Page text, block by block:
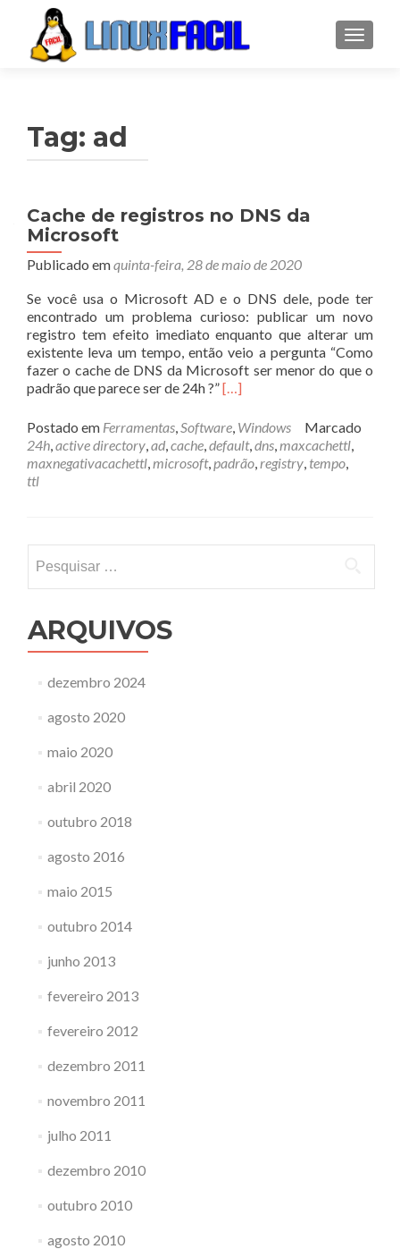
Tag: ad
Cache de registros no DNS da
Microsoft
Publicado emquinta-feira, 28 de maio de 2020
Se você usa o Microsoft AD e o DNS dele, pode ter
encontrado um problema curioso: publicar um novo
registro tem efeito imediato enquanto que alterar um
existente leva um tempo, então veio a pergunta “Como
fazer o cache de DNS da Microsoft ser menor do que o
padrão que parece ser de 24h ?”Leia
sobreCache
de
registros
[…]
Postado em Ferramentas,Software, Windows
Marcado
24h,active directory,ad,cache,default,dns,maxcachettl,
maxnegativacachettl,microsoft,padrão,registry, tempo,
ttl
por:
ARQUIVOS
dezembro 2024
agosto 2020
maio 2020
abril 2020
outubro 2018
agosto 2016
maio 2015
outubro 2014
junho 2013
fevereiro 2013
fevereiro 2012
dezembro 2011
novembro 2011
julho 2011
dezembro 2010
outubro 2010
agosto 2010